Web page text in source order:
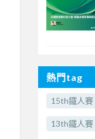
熱門tag
15th鐵人賽
13th鐵人賽